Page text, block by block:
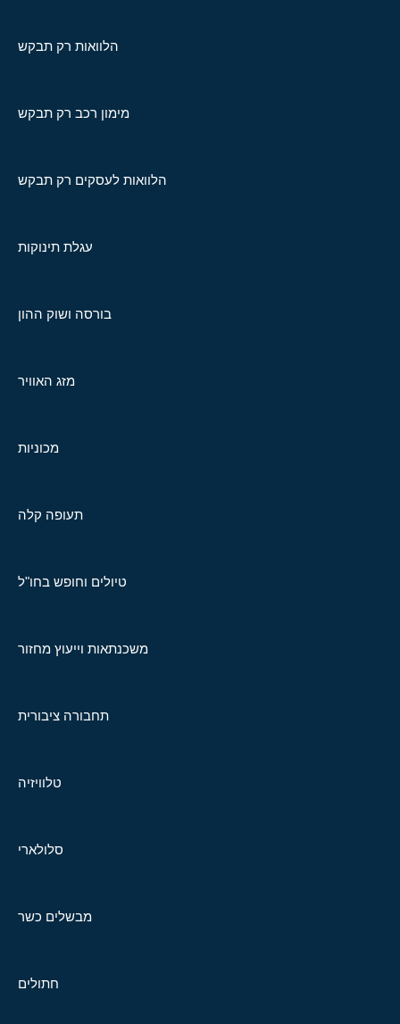
הלוואות רק תבקש
מימון רכב רק תבקש
הלוואות לעסקים רק תבקש
עגלת תינוקות
בורסה ושוק ההון
מזג האוויר
מכוניות
תעופה קלה
טיולים וחופש בחו"ל
משכנתאות וייעוץ מחזור
תחבורה ציבורית
טלוויזיה
סלולארי
מבשלים כשר
חתולים